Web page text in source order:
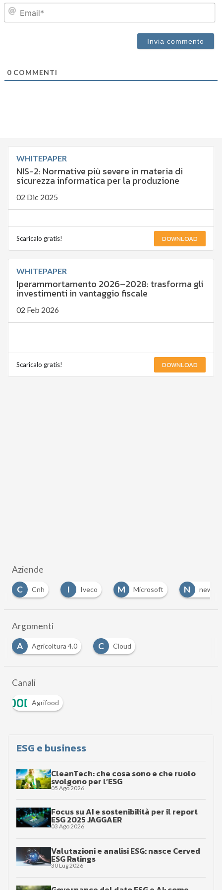
0COMMENTI
WHITEPAPER
NIS-2: Normative più severe in materia di
sicurezza informatica per la produzione
02 Dic 2025
Iperammortamento 2026–2028: trasforma gli
investimenti in vantaggio fiscale
02 Feb 2026
Scaricalo gratis!